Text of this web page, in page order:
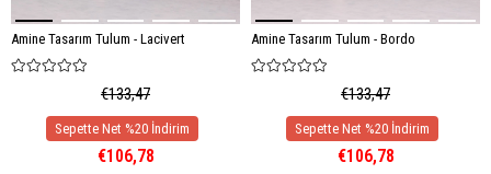
Amine Tasarım Tulum - Lacivert
€133,47
€106,78
Amine Tasarım Tulum - Bordo
€133,47
€106,78